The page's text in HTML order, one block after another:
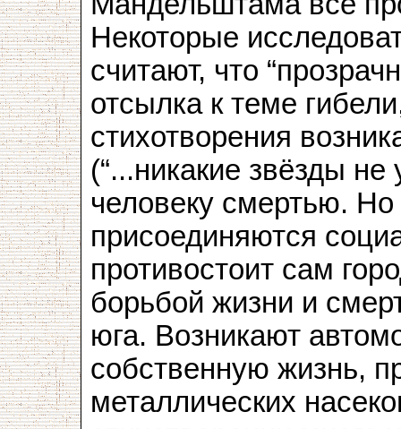
Некоторые
считают, что
отсылка к теме
стихотворения
(“...никакие звёзды не
человеку смертью.
присоединяются
противостоит сам
борьбой жизни и
юга. Возникают
собственную жизнь,
металлических